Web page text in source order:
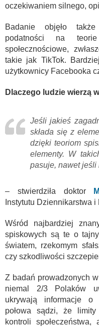
oczekiwaniem silnego,
Badanie objęło
podatności na
społecznościowe,
takie jak TikTok.
użytkownicy Facebooka
Dlaczego ludzie wierzą
Jeśli jakieś
składa się z
dzięki teoriom
elementy. W
pasuje, nawet
– stwierdziła doktor
Instytutu Dziennikarstwa
Wśród najbardziej
spiskowych są te o
światem, rzekomym
czy szkodliwości
Z badań prowadzonych
niemal 2/3 Polaków
ukrywają informacje o
połowa sądzi, że limity
kontroli